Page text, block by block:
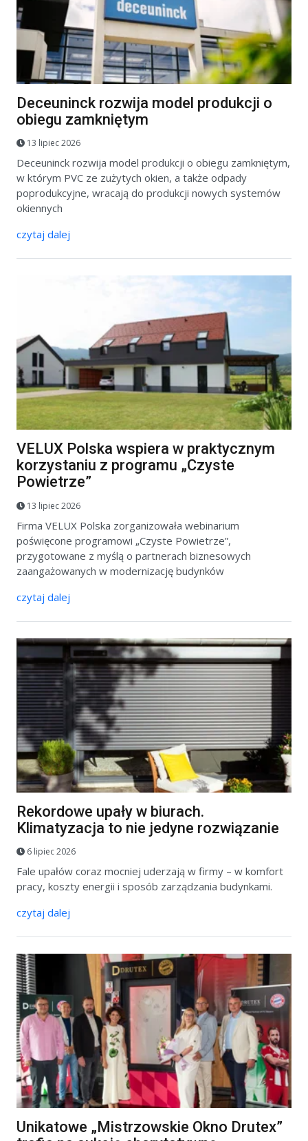
Deceuninck rozwija model produkcji o
obiegu zamkniętym
13 lipiec 2026
Deceuninck rozwija model produkcji o obiegu zamkniętym,
w którym PVC ze zużytych okien, a także odpady
poprodukcyjne, wracają do produkcji nowych systemów
okiennych
czytaj dalej
VELUX Polska wspiera w praktycznym
korzystaniu z programu „Czyste
Powietrze”
13 lipiec 2026
Firma VELUX Polska zorganizowała webinarium
poświęcone programowi „Czyste Powietrze”,
przygotowane z myślą o partnerach biznesowych
zaangażowanych w modernizację budynków
czytaj dalej
Rekordowe upały w biurach.
Klimatyzacja to nie jedyne rozwiązanie
6 lipiec 2026
Fale upałów coraz mocniej uderzają w firmy – w komfort
pracy, koszty energii i sposób zarządzania budynkami.
czytaj dalej
Unikatowe „Mistrzowskie Okno Drutex”